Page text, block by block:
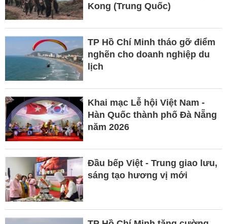
Kong (Trung Quốc)
TP Hồ Chí Minh tháo gỡ điểm
nghẽn cho doanh nghiệp du
lịch
Khai mạc Lễ hội Việt Nam -
Hàn Quốc thành phố Đà Nẵng
năm 2026
Đầu bếp Việt - Trung giao lưu,
sáng tạo hương vị mới